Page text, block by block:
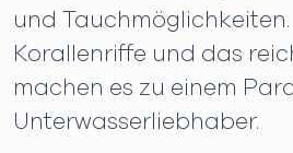
und
Korallenriffe und das
machen es zu einem
Unterwasserliebhaber.